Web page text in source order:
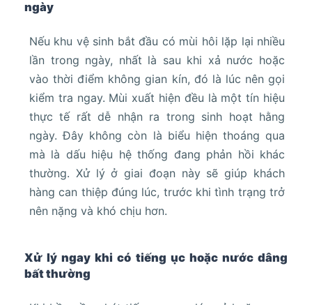
ngày
Nếu khu vệ sinh bắt đầu có mùi hôi lặp lại nhiều
lần trong ngày, nhất là sau khi xả nước hoặc
vào thời điểm không gian kín, đó là lúc nên gọi
kiểm tra ngay. Mùi xuất hiện đều là một tín hiệu
thực tế rất dễ nhận ra trong sinh hoạt hằng
ngày. Đây không còn là biểu hiện thoáng qua
mà là dấu hiệu hệ thống đang phản hồi khác
thường. Xử lý ở giai đoạn này sẽ giúp khách
hàng can thiệp đúng lúc, trước khi tình trạng trở
nên nặng và khó chịu hơn.
Xử lý ngay khi có tiếng ục hoặc nước dâng
bất thường